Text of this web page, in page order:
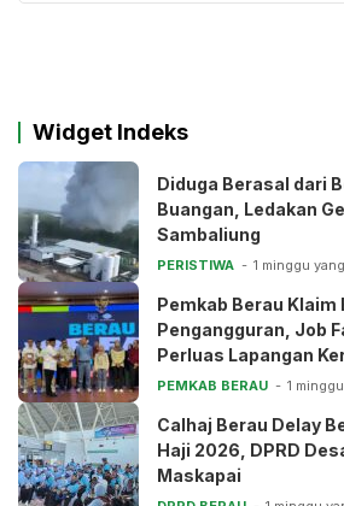
Widget Indeks
Diduga Berasal dari
Buangan, Ledakan
Sambaliung
PERISTIWA 1 minggu
Pemkab Berau Klaim
Pengangguran, Job
Perluas Lapangan
PEMKAB BERAU 1
Calhaj Berau Delay
Haji 2026, DPRD
Maskapai